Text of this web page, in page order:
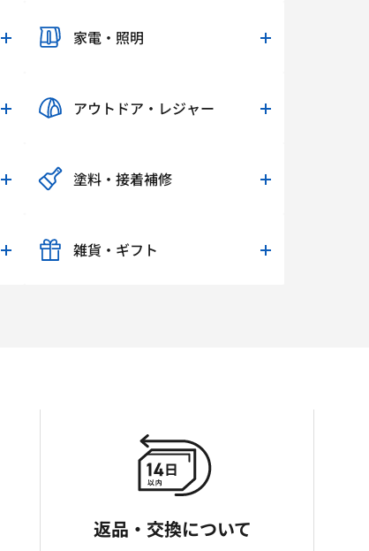
家電・照明
アウトドア・レジャー
塗料・接着補修
雑貨・ギフト
返品・交換について